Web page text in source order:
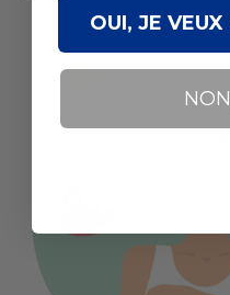
OUI, JE